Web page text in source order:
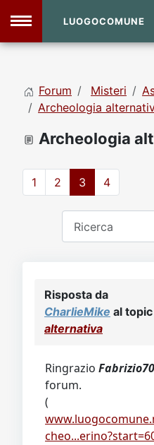
Home
LUOGOCOMUNE
Forum Misteri
Archeologia
Archeologia
1 2 3 4
Risposta da
CharlieMike al
alternativa
Ringrazio Fabrizio70
forum.
(